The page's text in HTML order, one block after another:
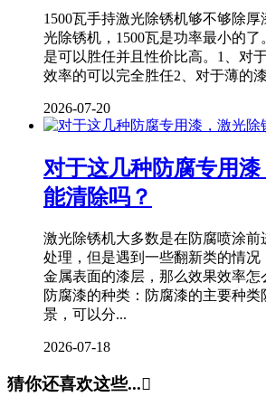
1500瓦手持激光除锈机够不够除
光除锈机，1500瓦是功率最小的
是可以胜任并且性价比高。1、对
效率的可以完全胜任2、对于薄的
2026-07-20
对于这几种防腐专用
能清除吗？
激光除锈机大多数是在防腐喷涂前
处理，但是遇到一些翻新类的情况
金属表面的漆层，那么效果效率怎
防腐漆的种类：防腐漆的主要种类
景，可以分...
2026-07-18
猜你还喜欢这些...